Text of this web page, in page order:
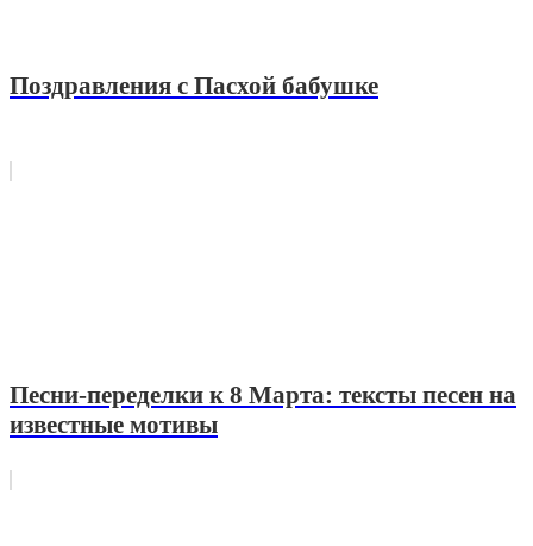
Поздравления с Пасхой бабушке
Песни-переделки к 8 Марта: тексты песен на
известные мотивы